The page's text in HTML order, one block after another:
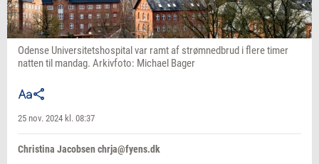
Odense Universitetshospital var ramt af strømnedbrud i flere timer
natten til mandag. Arkivfoto: Michael Bager
25 nov. 2024 kl. 08:37
Christina Jacobsen chrja@fyens.dk